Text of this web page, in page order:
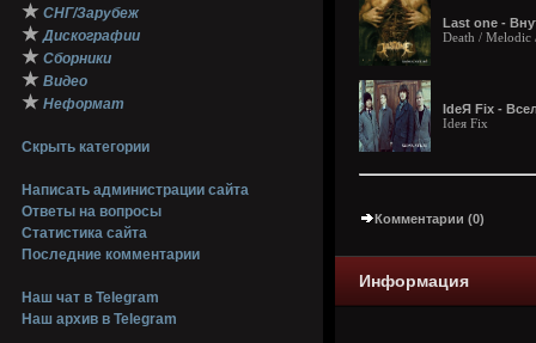
★ СНГ/Зарубеж
★ Дискографии
★ Сборники
★ Видео
★ Неформат
Скрыть категории
Написать администрации сайта
Ответы на вопросы
Статистика сайта
Последние комментарии
Наш чат в Telegram
Наш архив в Telegram
Last one -
Death / Melodic
IdeЯ Fix -
Ideя Fix
Комментарии (0)
Информация